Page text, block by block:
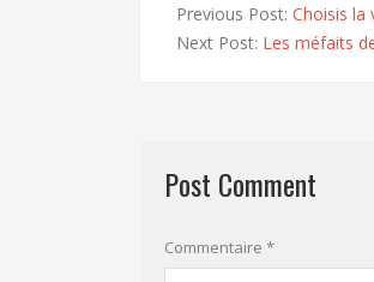
Previous Post: Choisis la
Next Post: Les méfaits
Post Comment
Commentaire *